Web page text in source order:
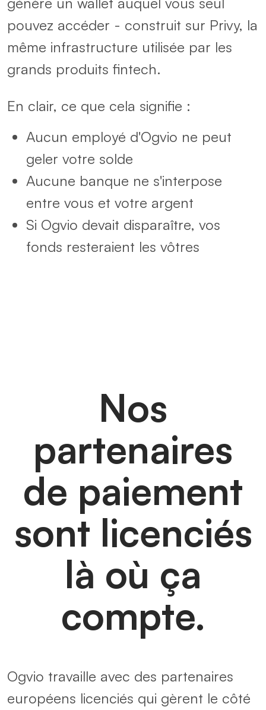
pouvez accéder - construit sur Privy, la
même infrastructure utilisée par les
grands produits fintech.
En clair, ce que cela signifie :
Aucun employé d'Ogvio ne peut
geler votre solde
Aucune banque ne s'interpose
entre vous et votre argent
Si Ogvio devait disparaître, vos
fonds resteraient les vôtres
Nos
partenaires
de paiement
sont licenciés
là où ça
compte.
Ogvio travaille avec des partenaires
européens licenciés qui gèrent le côté